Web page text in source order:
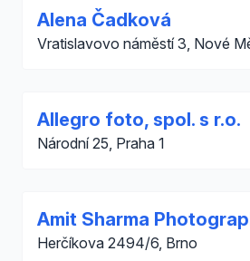
Alena Čadková
Vratislavovo náměstí 3, Nové
Allegro foto, spol. s r.o.
Národní 25, Praha 1
Amit Sharma
Herčíkova 2494/6, Brno